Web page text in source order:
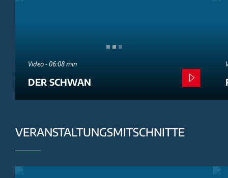
Video - 06:08 min
DER SCHWAN
VERANSTALTUNGSMITSCHNITTE